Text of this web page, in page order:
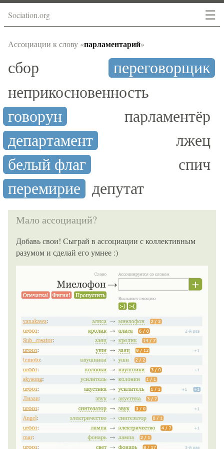
☰
Sociation.org
Ассоциации к слову «парламентарий»
сбор
переговорщик
неприкосновенность
говорун
парламентёр
департамент
лжец
белый флаг
спич
перемирие депутат
Мало ассоциаций?
Добавь свои! Сыграй в ассоциации с коллективным
разумом и сделай его умнее :)